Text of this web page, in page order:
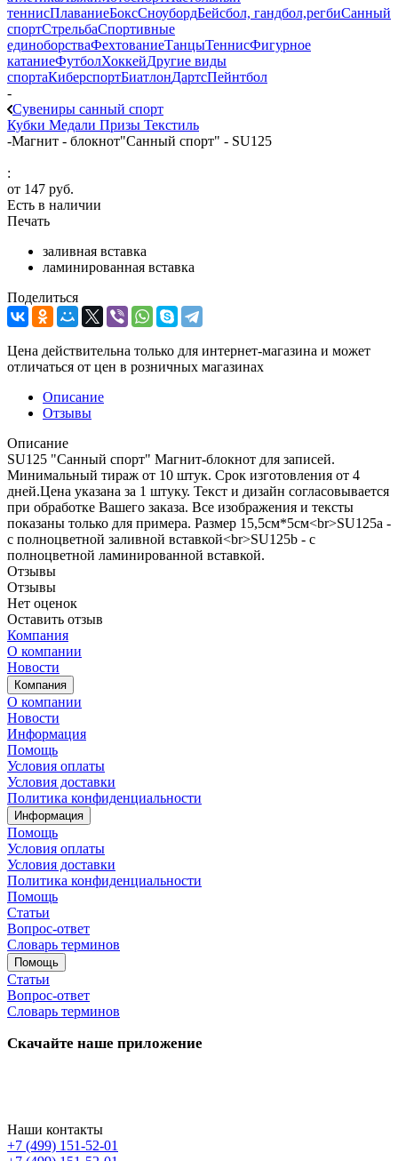
теннисПлаваниеБоксСноубордБейсбол, гандбол,регбиСанный
спортСтрельбаСпортивные
единоборстваФехтованиеТанцыТеннисФигурное
катаниеФутболХоккейДругие виды
спортаКиберспортБиатлонДартсПейнтбол
-
Сувениры санный спорт
Кубки Медали Призы Текстиль
-Магнит - блокнот"Санный спорт" - SU125
:
от 147 руб.
Есть в наличии
Печать
заливная вставка
ламинированная вставка
Поделиться
Цена действительна только для интернет-магазина и может
отличаться от цен в розничных магазинах
Описание
Отзывы
Описание
SU125 "Санный спорт" Магнит-блокнот для записей.
Минимальный тираж от 10 штук. Срок изготовления от 4
дней.Цена указана за 1 штуку. Текст и дизайн согласовывается
при обработке Вашего заказа. Все изображения и тексты
показаны только для примера. Размер 15,5см*5см<br>SU125a -
с полноцветной заливной вставкой<br>SU125b - с
полноцветной ламинированной вставкой.
Отзывы
Отзывы
Нет оценок
Оставить отзыв
Компания
О компании
Новости
Компания
О компании
Новости
Информация
Помощь
Условия оплаты
Условия доставки
Политика конфиденциальности
Информация
Помощь
Условия оплаты
Условия доставки
Политика конфиденциальности
Помощь
Статьи
Вопрос-ответ
Словарь терминов
Помощь
Статьи
Вопрос-ответ
Словарь терминов
Скачайте наше приложение
Наши контакты
+7 (499) 151-52-01